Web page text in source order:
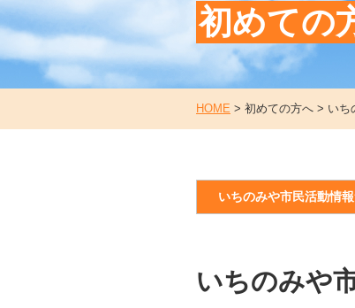
初めての
HOME > 初めての方へ > いち
いちのみや市民活動情
いちのみや